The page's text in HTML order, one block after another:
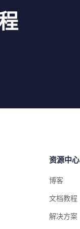
资源中心
博客
文档教程
解决方案